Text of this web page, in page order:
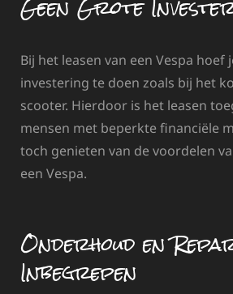
Bij het leasen van een Vespa hoef
investering te doen zoals bij het
scooter. Hierdoor is het leasen
mensen met beperkte financiële
toch genieten van de voordelen
een Vespa.
Onderhoud en
Inbegrepen